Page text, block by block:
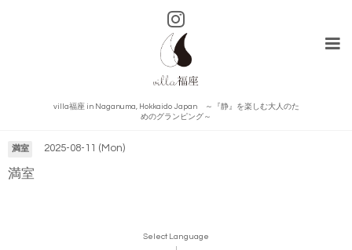
villa福座 in Naganuma, Hokkaido Japan ～『静』を楽しむ大人のた
めのグランピング～
カレンダー
満室 2025-08-11 (Mon)
満室
Select Language